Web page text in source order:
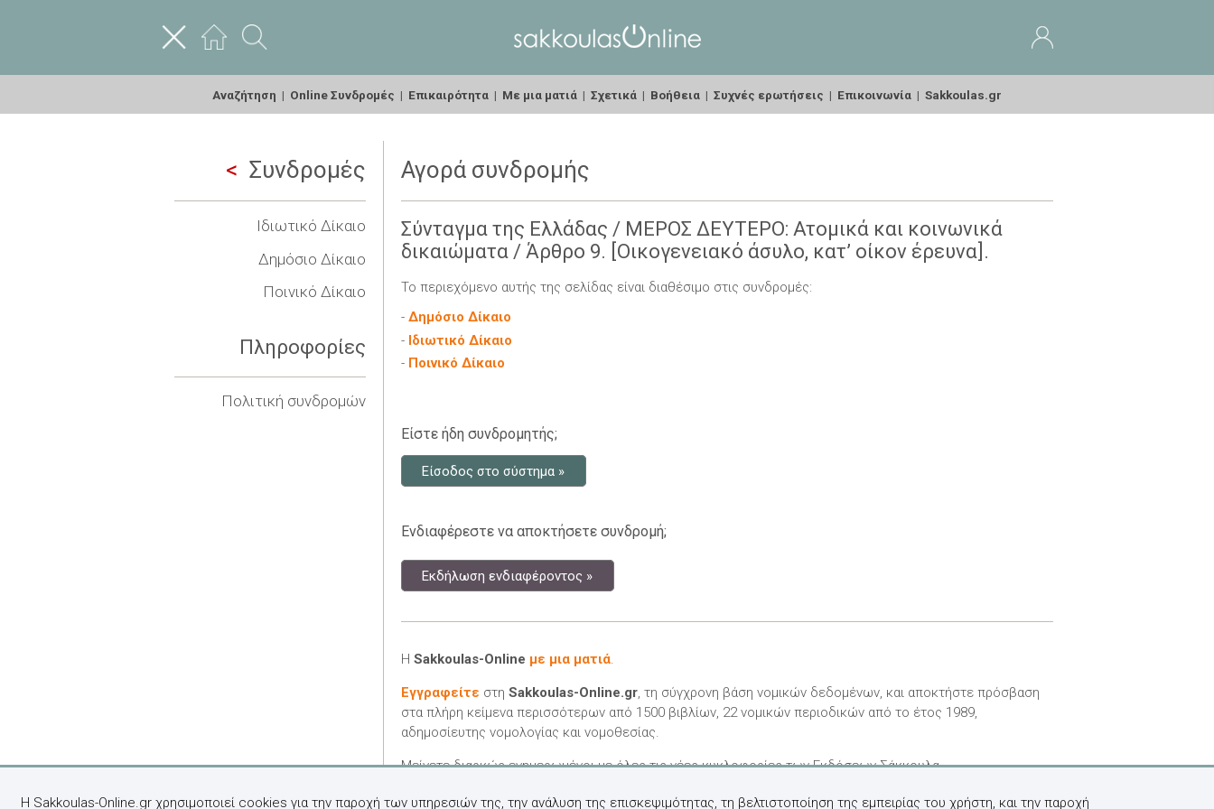
Αναζήτηση | Online Συνδρομές | Επικαιρότητα | Με μια ματιά | Σχετικά | Βοήθεια | Συχνές ερωτήσεις | Επικοινωνία | Sakkoulas.gr
Συνδρομές
Ιδιωτικό Δίκαιο
Δημόσιο Δίκαιο
Ποινικό Δίκαιο
Πληροφορίες
Πολιτική συνδρομών
Αγορά συνδρομής
Σύνταγμα της Ελλάδας / ΜΕΡΟΣ ΔΕΥΤΕΡΟ: Ατομικά και κοινωνικά
δικαιώματα / Άρθρο 9. [Οικογενειακό άσυλο, κατ’ οίκον έρευνα].
Το περιεχόμενο αυτής της σελίδας είναι διαθέσιμο στις συνδρομές:
- Δημόσιο Δίκαιο
- Ιδιωτικό Δίκαιο
- Ποινικό Δίκαιο
Είστε ήδη συνδρομητής;
Είσοδος στο σύστημα »
Ενδιαφέρεστε να αποκτήσετε συνδρομή;
Εκδήλωση ενδιαφέροντος »
Η Sakkoulas-Online με μια ματιά.
Εγγραφείτε στη Sakkoulas-Online.gr, τη σύγχρονη βάση νομικών δεδομένων, και αποκτήστε πρόσβαση
στα πλήρη κείμενα περισσότερων από 1500 βιβλίων, 22 νομικών περιοδικών από το έτος 1989,
αδημοσίευτης νομολογίας και νομοθεσίας.
Μείνετε διαρκώς ενημερωμένοι με όλες τις νέες κυκλοφορίες των Εκδόσεων Σάκκουλα.
Η Sakkoulas-Online.gr χρησιμοποιεί cookies για την παροχή των υπηρεσιών της, την ανάλυση της επισκεψιμότητας, τη βελτιστοποίηση της εμπειρίας του χρήστη, και την παροχή